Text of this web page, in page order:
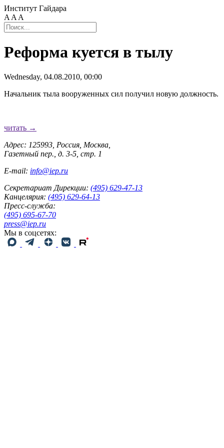
Институт Гайдара
A A A
Реформа куется в тылу
Wednesday, 04.08.2010, 00:00
Начальник тыла вооруженных сил получил новую должность.
читать →
Адрес: 125993, Россия, Москва,
Газетный пер., д. 3-5, стр. 1
E-mail: info@iep.ru
Секретариат Дирекции: (495) 629-47-13
Канцелярия: (495) 629-64-13
Пресс-служба:
(495) 695-67-70
press@iep.ru
Мы в соцсетях: